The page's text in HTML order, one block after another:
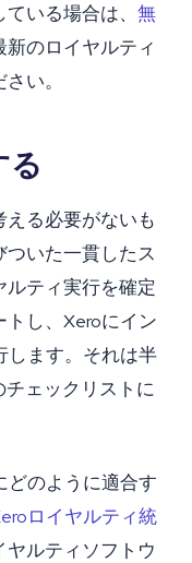
いる場合は、 無
新のロイヤルティ
い。
る
る必要がないも
いた一貫したス
ティ実行を確定
トし、Xeroにイン
します。それは半
チェックリストに
どのように適合す
ロイヤルティ統
ルティソフトウ